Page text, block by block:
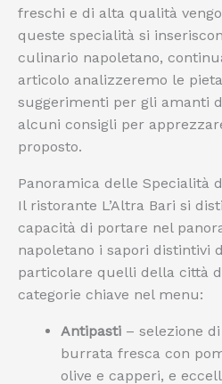
freschi e di alta qualità
queste specialità si
culinario napoletano,
articolo analizzeremo le
suggerimenti per gli amanti
alcuni consigli per
proposto.
Panoramica delle Specialità
Il ristorante L’Altra Bari si
capacità di portare nel
napoletano i sapori distintivi
particolare quelli della città
categorie chiave nel menu:
Antipasti – selezione
burrata fresca con
olive e capperi, e